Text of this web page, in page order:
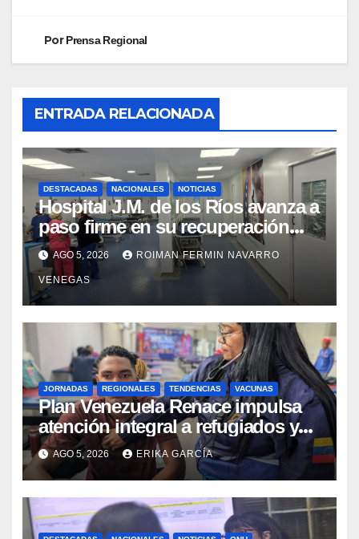
PorPrensa Regional
ENTRADA RELACIONADA
DESTACADAS NACIONALES NOTICIAS
Hospital J.M. de los Ríos avanza a
paso firme en su recuperación
tras los recientes eventos
sísmicos
AGO 5, 2026 ROIMAN FERMIN NAVARRO
VENEGAS
JORNADAS REGIONALES TENDENCIAS VACUNAS
​Plan Venezuela Renace impulsa
atención integral a refugiados y
evaluación de vacunación en
Aragua
AGO 5, 2026 ERIKA GARCÍA